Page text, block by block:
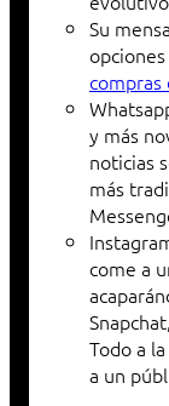
Su
compras
y más
noticias
más
come a
Todo a
a un